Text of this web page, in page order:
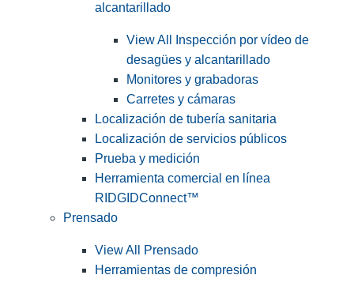
alcantarillado
View All Inspección por vídeo de
desagües y alcantarillado
Monitores y grabadoras
Carretes y cámaras
Localización de tubería sanitaria
Localización de servicios públicos
Prueba y medición
Herramienta comercial en línea
RIDGIDConnect™
Prensado
View All Prensado
Herramientas de compresión